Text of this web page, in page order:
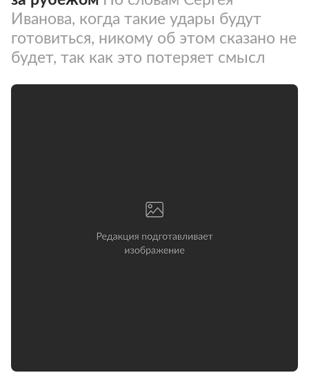
Иванова, когда такие удары будут
готовиться, никому об этом сказано не
будет, так как это потеряет смысл